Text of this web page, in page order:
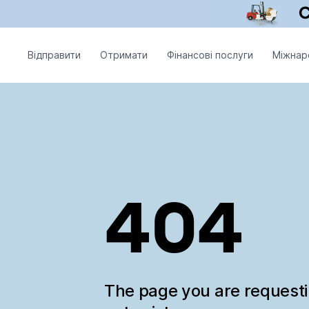
Відправити Отримати Фінансові послуги
404
The page you are